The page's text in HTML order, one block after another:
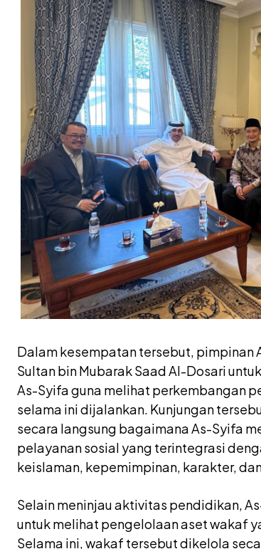
Dalam kesempatan tersebut, pimpinan
Sultan bin Mubarak Saad Al-Dosari
As-Syifa guna melihat perkembangan
selama ini dijalankan. Kunjungan
secara langsung bagaimana As-Syifa
pelayanan sosial yang terintegrasi
keislaman, kepemimpinan, karakter,
Selain meninjau aktivitas pendidikan,
untuk melihat pengelolaan aset wakaf
Selama ini, wakaf tersebut dikelola